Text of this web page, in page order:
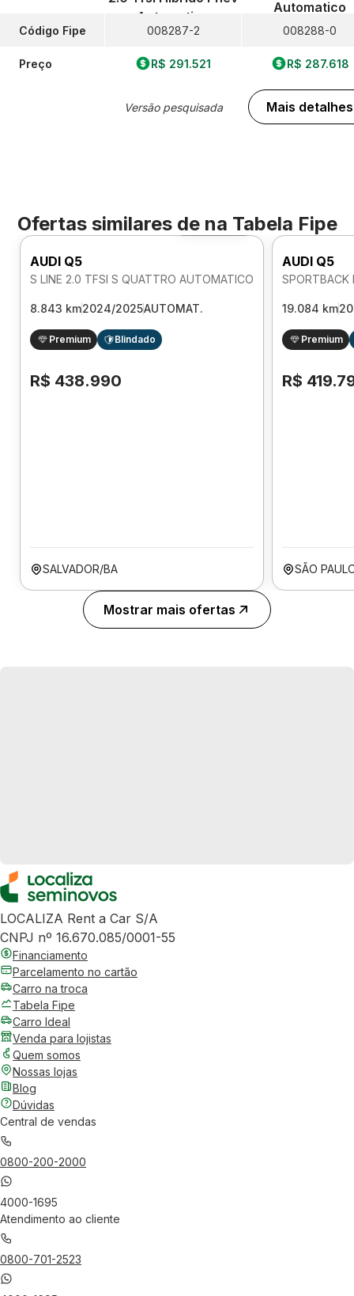
Código Fipe
Preço
Automatico
008287-2
R$ 291.521
Versão pesquisada
Automatico
008288-0
R$ 287.618
Mais detalhes
Ofertas similares de na Tabela Fipe
Foto 360º
AUDI Q5
S LINE 2.0 TFSI S QUATTRO AUTOMATICO
8.843 km2024/2025AUTOMAT.
Premium Blindado
R$ 438.990
SALVADOR/BA
AUDI Q5
19.084 km
Premium
R$
SÃO
Mostrar mais ofertas
LOCALIZA Rent a Car S/A
CNPJ nº 16.670.085/0001-55
Financiamento
Parcelamento no cartão
Carro na troca
Tabela Fipe
Carro Ideal
Venda para lojistas
Quem somos
Nossas lojas
Blog
Dúvidas
Central de vendas
0800-200-2000
4000-1695
Atendimento ao cliente
0800-701-2523